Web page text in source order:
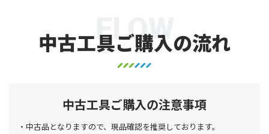
中古工具ご購入の流れ
FLOW
中古工具ご購入の注意事項
中古品となりますので、現品確認を推奨しております。